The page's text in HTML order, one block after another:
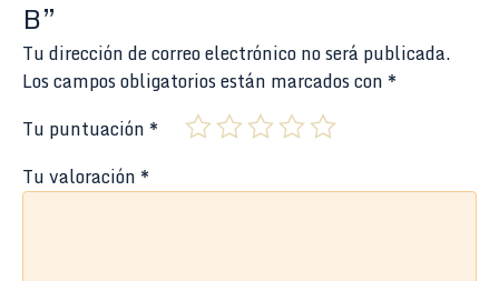
B”
Tu dirección de correo electrónico no será publicada.
Los campos obligatorios están marcados con *
Tu puntuación *
Tu valoración *